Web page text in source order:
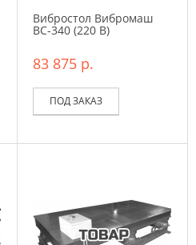
Вибростол Вибромаш
ВC-340 (220 В)
83 875 р.
ПОД ЗАКАЗ